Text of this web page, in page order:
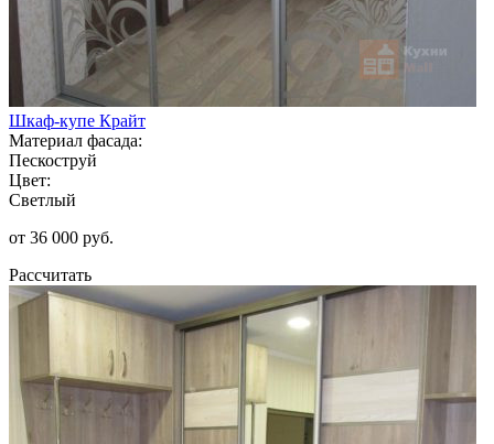
Шкаф-купе Крайт
Материал фасада:
Пескоструй
Цвет:
Светлый
от 36 000 руб.
Рассчитать